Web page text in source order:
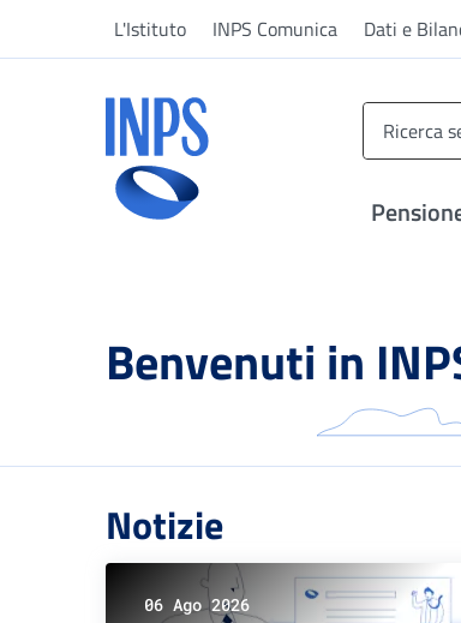
L'Istituto INPS Comunica Dati e
Benvenuti in
Notizie
06 Ago 2026